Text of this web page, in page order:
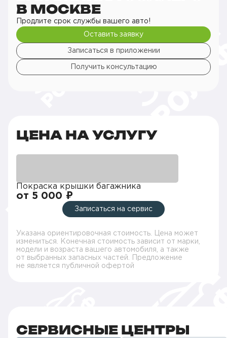
В МОСКВЕ
Продлите срок службы вашего авто!
Оставить заявку
Записаться в приложении
Получить консультацию
ЦЕНА НА УСЛУГУ
Покраска крышки багажника
от 5 000 ₽
Записаться на сервис
Указана ориентировочная стоимость. Цена может
измениться. Конечная стоимость зависит от марки,
модели и возраста вашего автомобиля, а также
от выбранных запасных частей. Предложение
не является публичной офертой
СЕРВИСНЫЕ ЦЕНТРЫ